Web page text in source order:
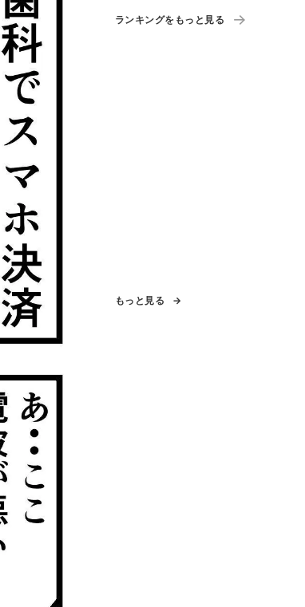
ランキングをもっと見る
もっと見る